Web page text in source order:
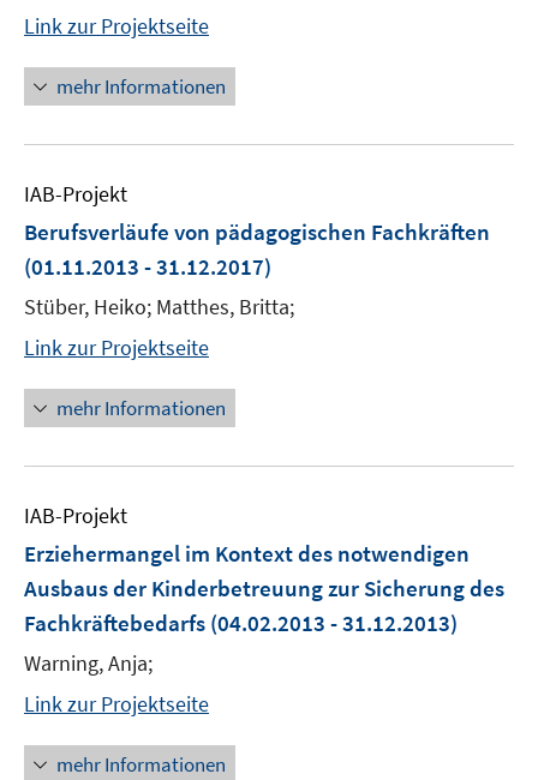
Link zur Projektseite
mehr Informationen
IAB-Projekt
Berufsverläufe von pädagogischen Fachkräften
(01.11.2013 - 31.12.2017)
Stüber, Heiko; Matthes, Britta;
Link zur Projektseite
mehr Informationen
IAB-Projekt
Erziehermangel im Kontext des notwendigen
Ausbaus der Kinderbetreuung zur Sicherung des
Fachkräftebedarfs (04.02.2013 - 31.12.2013)
Warning, Anja;
Link zur Projektseite
mehr Informationen